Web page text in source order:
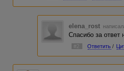
elena_rost
Спасибо за ответ
#2 Ответить /